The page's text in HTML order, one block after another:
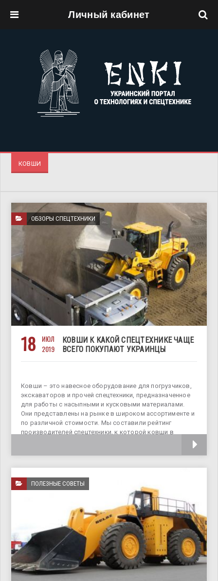
Личный кабинет
КОВШИ
ОБЗОРЫ СПЕЦТЕХНИКИ
18
ИЮЛ
2019
КОВШИ К КАКОЙ СПЕЦТЕХНИКЕ ЧАЩЕ
ВСЕГО ПОКУПАЮТ УКРАИНЦЫ
Ковши – это навесное оборудование для погрузчиков,
экскаваторов и прочей спецтехники, предназначенное
для работы с насыпными и кусковыми материалами.
Они представлены на рынке в широком ассортименте и
по различной стоимости. Мы составили рейтинг
производителей спецтехники, к которой ковши в
ПОЛЕЗНЫЕ СОВЕТЫ